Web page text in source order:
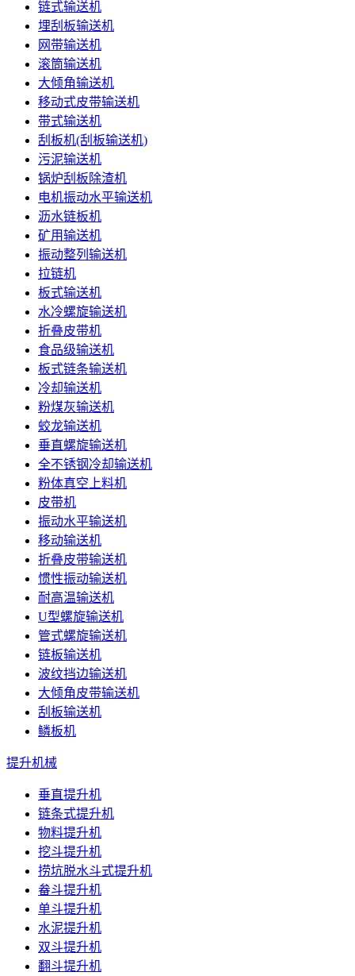
链式输送机
埋刮板输送机
网带输送机
滚筒输送机
大倾角输送机
移动式皮带输送机
带式输送机
刮板机(刮板输送机)
污泥输送机
锅炉刮板除渣机
电机振动水平输送机
沥水链板机
矿用输送机
振动整列输送机
拉链机
板式输送机
水冷螺旋输送机
折叠皮带机
食品级输送机
板式链条输送机
冷却输送机
粉煤灰输送机
蛟龙输送机
垂直螺旋输送机
全不锈钢冷却输送机
粉体真空上料机
皮带机
振动水平输送机
移动输送机
折叠皮带输送机
惯性振动输送机
耐高温输送机
U型螺旋输送机
管式螺旋输送机
链板输送机
波纹挡边输送机
大倾角皮带输送机
刮板输送机
鳞板机
提升机械
垂直提升机
链条式提升机
物料提升机
挖斗提升机
捞坑脱水斗式提升机
畚斗提升机
单斗提升机
水泥提升机
双斗提升机
翻斗提升机